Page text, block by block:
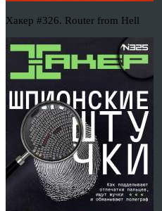
Хакер #326. Router from Hell